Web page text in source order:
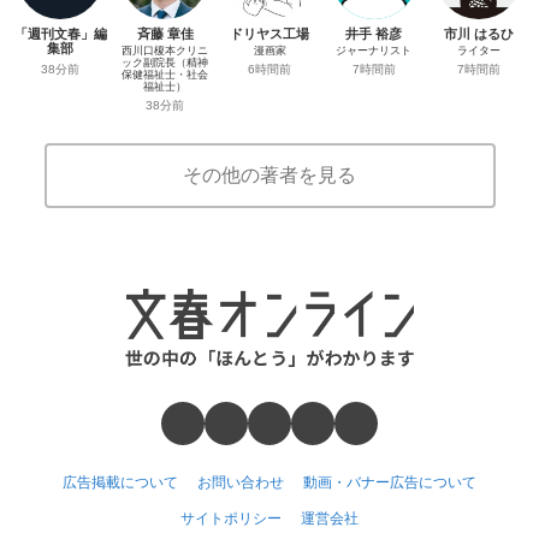
「週刊文春」編
集部
38分前
斉藤 章佳
西川口榎本クリニ
ック副院長（精神
保健福祉士・社会
福祉士）
38分前
ドリヤス工場
漫画家
6時間前
井手 裕彦
ジャーナリスト
7時間前
市川 はるひ
ライター
7時間前
その他の著者を見る
広告掲載について お問い合わせ 動画・バナー広告について
サイトポリシー 運営会社